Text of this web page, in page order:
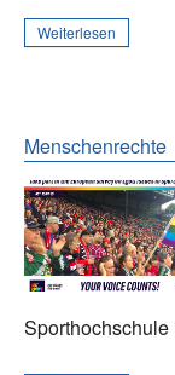
Weiterlesen
Menschenrechte